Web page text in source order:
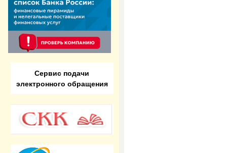
Сервис подачи
электронного обращения